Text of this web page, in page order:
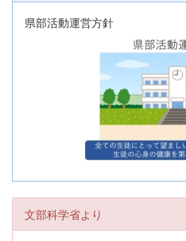
県部活動運営方針
文部科学省より